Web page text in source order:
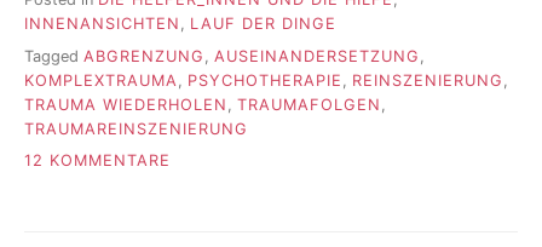
INNENANSICHTEN , LAUF DER DINGE
Tagged ABGRENZUNG AUSEINANDERSETZUNG
KOMPLEXTRAUMA
PSYCHOTHERAPIE REINSZENIERUNG
TRAUMA WIEDERHOLEN
TRAUMAFOLGEN
TRAUMAREINSZENIERUNG
12 KOMMENTARE